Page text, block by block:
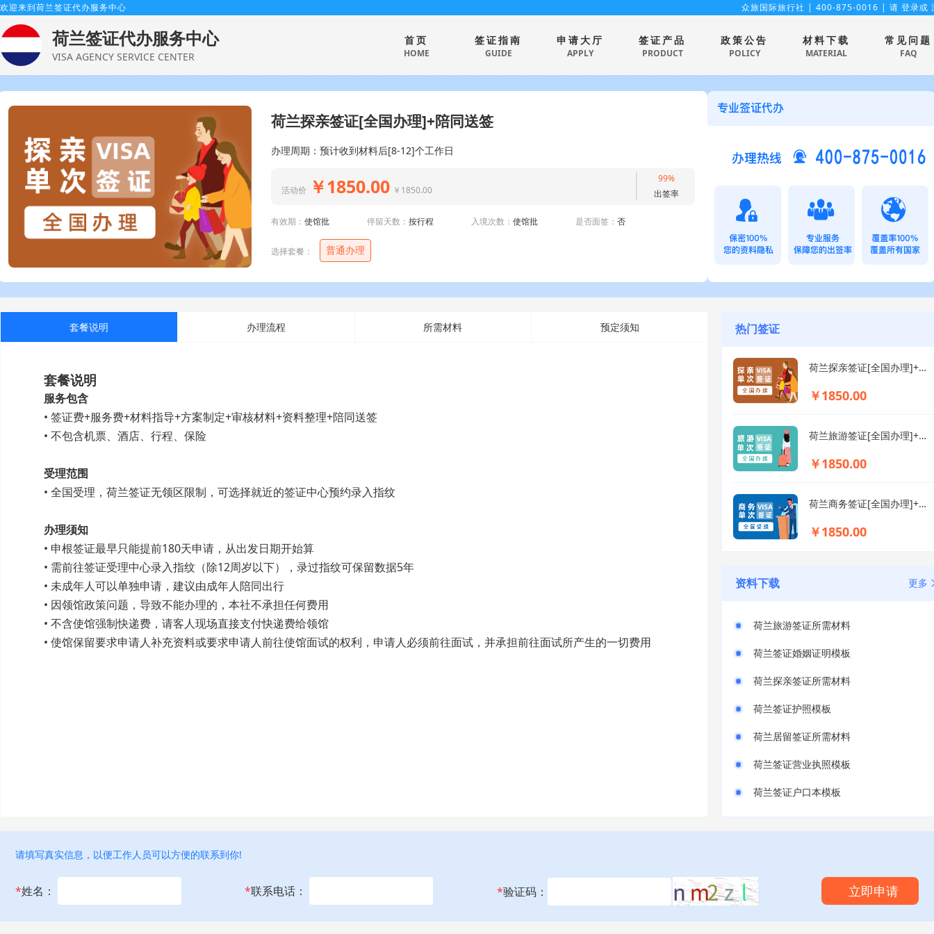
欢迎来到荷兰签证代办服务中心 众旅国际旅行社 | 400-875-0016 | 请 登录或
荷兰签证代办服务中心
VISA AGENCY SERVICE CENTER
首页
HOME
签证指南
GUIDE
申请大厅
APPLY
签证产品
PRODUCT
政策公告
POLICY
材料下载
MATERIAL
常见问题
FAQ
荷兰探亲签证[全国办理]+陪同送签
办理周期：预计收到材料后[8-12]个工作日
活动价 ￥1850.00 ￥1850.00
99%
出签率
有效期： 使馆批 停留天数： 按行程 入境次数： 使馆批 是否面签： 否
选择套餐： 普通办理
套餐说明 办理流程 所需材料 预定须知
套餐说明
服务包含
• 签证费+服务费+材料指导+方案制定+审核材料+资料整理+陪同送签
• 不包含机票、酒店、行程、保险
受理范围
• 全国受理，荷兰签证无领区限制，可选择就近的签证中心预约录入指纹
办理须知
• 申根签证最早只能提前180天申请，从出发日期开始算
• 需前往签证受理中心录入指纹（除12周岁以下），录过指纹可保留数据5年
• 未成年人可以单独申请，建议由成年人陪同出行
• 因领馆政策问题，导致不能办理的，本社不承担任何费用
• 不含使馆强制快递费，请客人现场直接支付快递费给领馆
• 使馆保留要求申请人补充资料或要求申请人前往使馆面试的权利，申请人必须前往面试，并承担前往面试所产生的一切费用
热门签证
荷兰探亲签证[全国办理]+陪同送签
￥1850.00
荷兰旅游签证[全国办理]+陪同送签
￥1850.00
荷兰商务签证[全国办理]+陪同送签
￥1850.00
资料下载 更多
荷兰旅游签证所需材料
荷兰签证婚姻证明模板
荷兰探亲签证所需材料
荷兰签证护照模板
荷兰居留签证所需材料
荷兰签证营业执照模板
荷兰签证户口本模板
请填写真实信息，以便工作人员可以方便的联系到你!
*姓名： *联系电话： *验证码：